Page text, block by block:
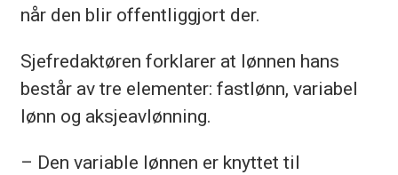
når den blir offentliggjort der.
Sjefredaktøren forklarer at lønnen hans
består av tre elementer: fastlønn, variabel
lønn og aksjeavlønning.
– Den variable lønnen er knyttet til